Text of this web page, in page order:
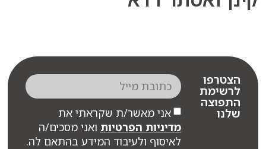
אני מאשר/ת שקראתי את
מדיניות הפרטיותואני מסכים/ה
לאיסוף ולעיבוד המידע בהתאם לה.